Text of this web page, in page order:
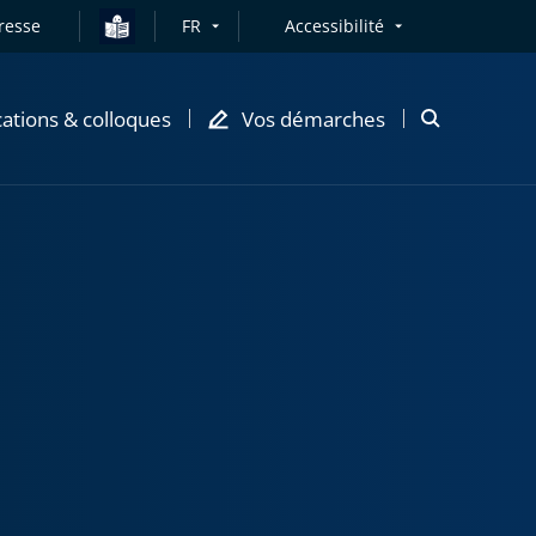
FR Accessibilité
& colloques Vos démarches
Ouvrir